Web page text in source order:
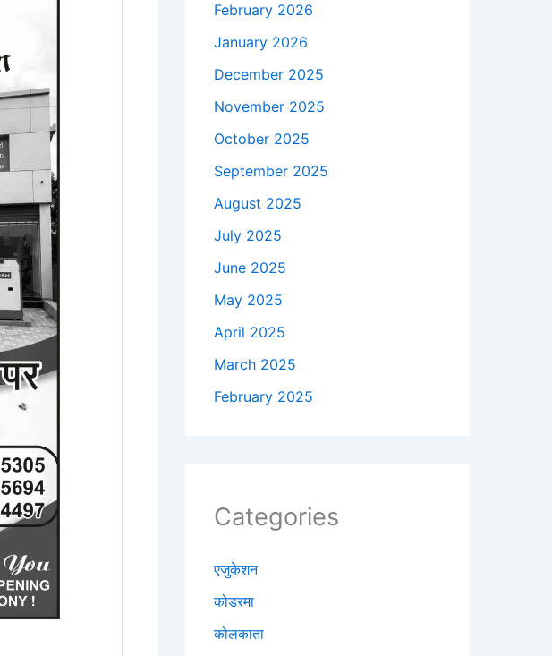
February 2026
January 2026
December 2025
November 2025
October 2025
September 2025
August 2025
July 2025
June 2025
May 2025
April 2025
March 2025
February 2025
Categories
एजुकेशन
कोडरमा
कोलकाता